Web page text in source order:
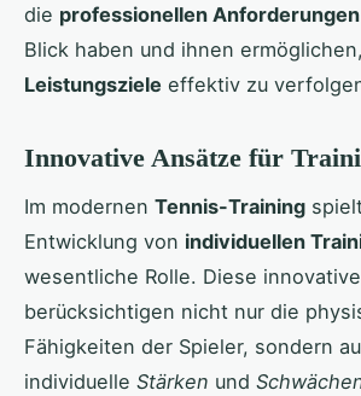
die professionellen Anforderungen
Blick haben und ihnen
Leistungsziele effektiv zu
Innovative Ansätze für
Im modernen Tennis-Training
Entwicklung von individuellen
wesentliche Rolle. Diese
berücksichtigen nicht nur die
Fähigkeiten der Spieler, sondern
individuelle Stärken und